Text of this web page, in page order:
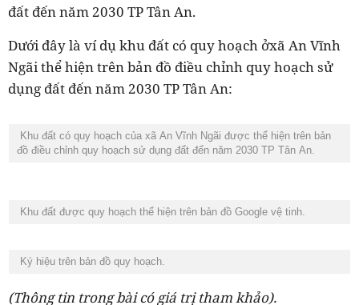
đất đến năm 2030 TP Tân An.
Dưới đây là ví dụ khu đất có quy hoạch ởxã An Vĩnh
Ngãi thể hiện trên bản đồ điều chỉnh quy hoạch sử
dụng đất đến năm 2030 TP Tân An:
Khu đất có quy hoạch của xã An Vĩnh Ngãi được thể hiện trên bản
đồ điều chỉnh quy hoạch sử dụng đất đến năm 2030 TP Tân An.
Khu đất được quy hoạch thể hiện trên bản đồ Google vệ tinh.
Ký hiệu trên bản đồ quy hoạch.
(Thông tin trong bài có giá trị tham khảo).